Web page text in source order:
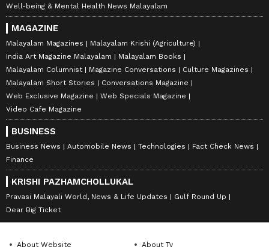
Well-being & Mental Health News Malayalam
MAGAZINE
Malayalam Magazines
Malayalam Krishi (Agriculture)
India Art Magazine Malayalam
Malayalam Books
Malayalam Columnist
Magazine Conversations
Culture Magazines
Malayalam Short Stories
Conversations Magazine
Web Exclusive Magazine
Web Specials Magazine
Video Cafe Magazine
BUSINESS
Business News Automobile News Technologies
Fact Check News
Finance
KRISHI PAZHAMCHOLLUKAL
Pravasi Malayali World, News & Life Updates
Gulf Round Up
Dear Big Ticket
About Website About Tv